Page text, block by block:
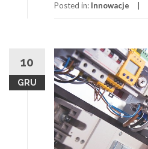
Posted in: Innowacje
10
GRU